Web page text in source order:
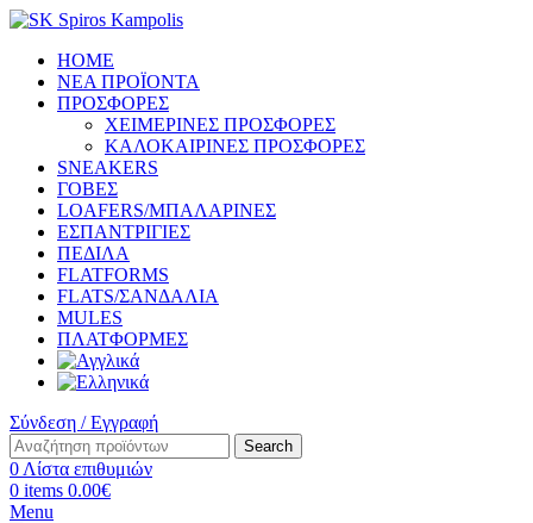
HOME
ΝΕΑ ΠΡΟΪΟΝΤΑ
ΠΡΟΣΦΟΡΕΣ
ΧΕΙΜΕΡΙΝΕΣ ΠΡΟΣΦΟΡΕΣ
ΚΑΛΟΚΑΙΡΙΝΕΣ ΠΡΟΣΦΟΡΕΣ
SNEAKERS
ΓΟΒΕΣ
LOAFERS/ΜΠΑΛΑΡΙΝΕΣ
ΕΣΠΑΝΤΡΙΓΙΕΣ
ΠΕΔΙΛΑ
FLATFORMS
FLATS/ΣΑΝΔΑΛΙΑ
MULES
ΠΛΑΤΦΟΡΜΕΣ
Σύνδεση / Εγγραφή
Search
0 Λίστα επιθυμιών
0 items 0.00€
Menu